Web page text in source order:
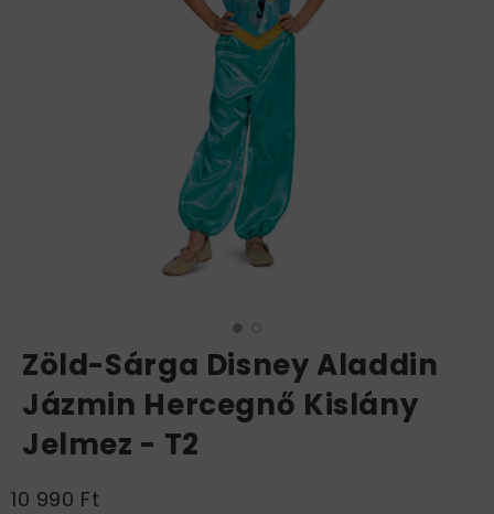
Zöld-Sárga Disney Aladdin
Jázmin Hercegnő Kislány
Jelmez - T2
10 990 Ft